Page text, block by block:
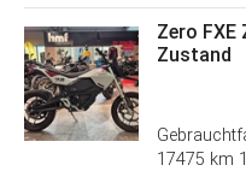
Zero FXE
Zustand
17475 km